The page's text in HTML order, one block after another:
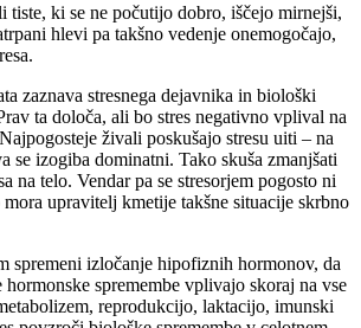
tiste, ki se ne počutijo dobro, iščejo mirnejši,
hlevi pa takšno vedenje onemogočajo,
zaznava stresnega dejavnika in biološki
ta določa, ali bo stres negativno vplival na
živali poskušajo stresu uiti – na
se izogiba dominatni. Tako skuša zmanjšati
na telo. Vendar pa se stresorjem pogosto ni
upravitelj kmetije takšne situacije skrbno
spremeni izločanje hipofiznih hormonov, da
hormonske spremembe vplivajo skoraj na vse
reprodukcijo, laktacijo, imunski